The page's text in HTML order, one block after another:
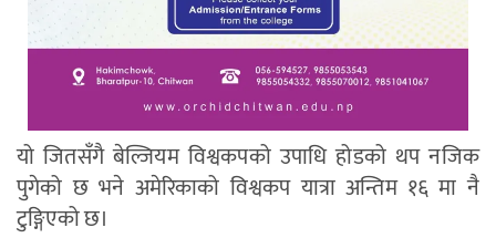
यो जितसँगै बेल्जियम विश्वकपको उपाधि होडको थप नजिक
पुगेको छ भने अमेरिकाको विश्वकप यात्रा अन्तिम १६ मा नै
टुङ्गिएको छ।